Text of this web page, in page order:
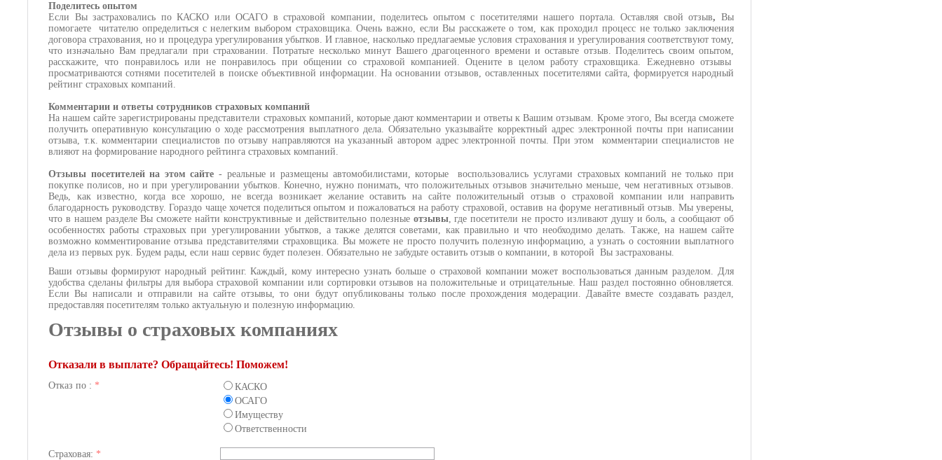
Поделитесь опытом
Если Вы застраховались по КАСКО или ОСАГО в страховой компании, поделитесь опытом с посетителями нашего портала. Оставляя свой отзыв, Вы
помогаете
читателю определиться с нелегким выбором страховщика. Очень важно, если Вы расскажете о том, как проходил процесс не только заключения
договора страхования, но и процедура урегулирования убытков. И главное, насколько предлагаемые условия страхования и урегулирования соответствуют тому,
что изначально Вам предлагали при страховании. Потратьте несколько минут Вашего драгоценного времени и оставьте отзыв. Поделитесь своим опытом,
расскажите, что понравилось или не понравилось при общении со страховой компанией. Оцените в целом работу страховщика. Ежедневно отзывы
просматриваются сотнями посетителей в поиске объективной информации. На основании отзывов, оставленных посетителями сайта, формируется народный
рейтинг страховых компаний.
Комментарии и ответы сотрудников страховых компаний
На нашем сайте зарегистрированы представители страховых компаний, которые дают комментарии и ответы к Вашим отзывам. Кроме этого, Вы всегда сможете
получить оперативную консультацию о ходе рассмотрения выплатного дела. Обязательно указывайте корректный адрес электронной почты при написании
отзыва, т.к. комментарии специалистов по отзыву направляются на указанный автором адрес электронной почты. При этом комментарии специалистов не
влияют на формирование народного рейтинга страховых компаний.
Отзывы посетителей на этом сайте- реальные и размещены автомобилистами, которые воспользовались услугами страховых компаний не только при
покупке полисов, но и при урегулировании убытков. Конечно, нужно понимать, что положительных отзывов значительно меньше, чем негативных отзывов.
Ведь, как известно, когда все хорошо, не всегда возникает желание оставить на сайте положительный отзыв о страховой компании или направить
благодарность руководству. Гораздо чаще хочется поделиться опытом и пожаловаться на работу страховой, оставив на форуме негативный отзыв. Мы уверены,
что в нашем разделе Вы сможете найти конструктивные и действительно полезные отзывы, где посетители не просто изливают душу и боль, а сообщают об
особенностях работы страховых при урегулировании убытков, а также делятся советами, как правильно и что необходимо делать. Также, на нашем сайте
возможно комментирование отзыва представителями страховщика. Вы можете не просто получить полезную информацию, а узнать о состоянии выплатного
дела из первых рук. Будем рады, если наш сервис будет полезен. Обязательно не забудьте оставить отзыв о компании, в которой Вы застрахованы.
Ваши отзывы формируют народный рейтинг. Каждый, кому интересно узнать больше о страховой компании может воспользоваться данным разделом. Для
удобства сделаны фильтры для выбора страховой компании или сортировки отзывов на положительные и отрицательные. Наш раздел постоянно обновляется.
Если Вы написали и отправили на сайте отзывы, то они будут опубликованы только после прохождения модерации. Давайте вместе создавать раздел,
предоставляя посетителям только актуальную и полезную информацию.
Отзывы о страховых компаниях
Отказали в выплате? Обращайтесь! Поможем!
Отказ по : *
КАСКО
ОСАГО
Имуществу
Ответственности
Страховая: *